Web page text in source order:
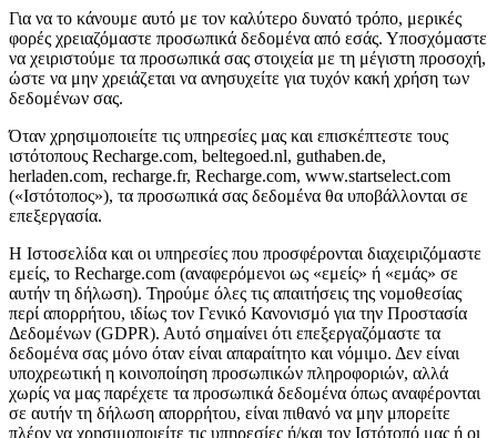
Για να το κάνουμε αυτό με τον καλύτερο δυνατό τρόπο, μερικές
φορές χρειαζόμαστε προσωπικά δεδομένα από εσάς. Υποσχόμαστε
να χειριστούμε τα προσωπικά σας στοιχεία με τη μέγιστη προσοχή,
ώστε να μην χρειάζεται να ανησυχείτε για τυχόν κακή χρήση των
δεδομένων σας.
Όταν χρησιμοποιείτε τις υπηρεσίες μας και επισκέπτεστε τους
ιστότοπους Recharge.com, beltegoed.nl, guthaben.de,
herladen.com, recharge.fr, Recharge.com, www.startselect.com
(«Ιστότοπος»), τα προσωπικά σας δεδομένα θα υποβάλλονται σε
επεξεργασία.
Η Ιστοσελίδα και οι υπηρεσίες που προσφέρονται διαχειριζόμαστε
εμείς, το Recharge.com (αναφερόμενοι ως «εμείς» ή «εμάς» σε
αυτήν τη δήλωση). Τηρούμε όλες τις απαιτήσεις της νομοθεσίας
περί απορρήτου, ιδίως τον Γενικό Κανονισμό για την Προστασία
Δεδομένων (GDPR). Αυτό σημαίνει ότι επεξεργαζόμαστε τα
δεδομένα σας μόνο όταν είναι απαραίτητο και νόμιμο. Δεν είναι
υποχρεωτική η κοινοποίηση προσωπικών πληροφοριών, αλλά
χωρίς να μας παρέχετε τα προσωπικά δεδομένα όπως αναφέρονται
σε αυτήν τη δήλωση απορρήτου, είναι πιθανό να μην μπορείτε
πλέον να χρησιμοποιείτε τις υπηρεσίες ή/και τον Ιστότοπό μας ή οι